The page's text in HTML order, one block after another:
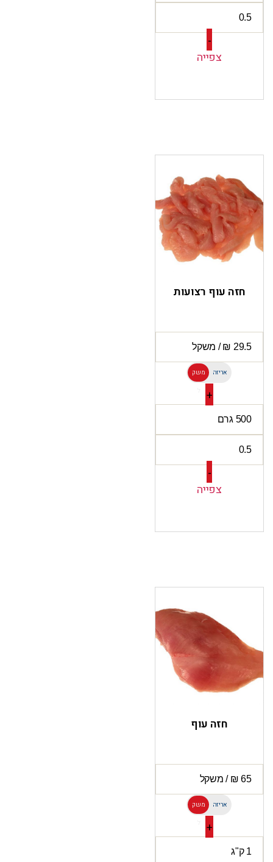
-
צפייה
חזה עוף רצועות
משק אריזה
+
-
צפייה
חזה עוף
משק אריזה
+